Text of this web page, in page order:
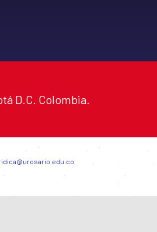
D.C. Colombia.